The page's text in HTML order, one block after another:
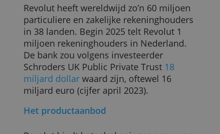
onder andere in de Verenigde Staten,
Australië, Japan en Singapore.
Hoe groot?
Revolut heeft wereldwijd zo’n 60 miljoen
particuliere en zakelijke rekeninghouders
in 38 landen. Begin 2025 telt Revolut 1
miljoen rekeninghouders in Nederland.
De bank zou volgens investeerder